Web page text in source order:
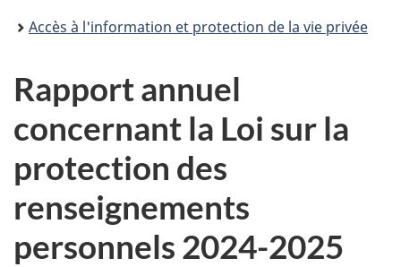
Accès à l'information et protection de la vie privée
Rapport annuel
concernant la Loi sur la
protection des
renseignements
personnels 2024-2025